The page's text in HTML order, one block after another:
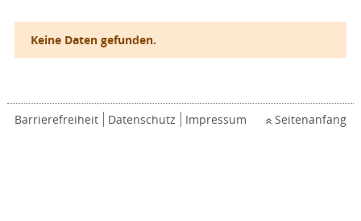
Keine Daten gefunden.
Barrierefreiheit Datenschutz Impressum Seitenanfang